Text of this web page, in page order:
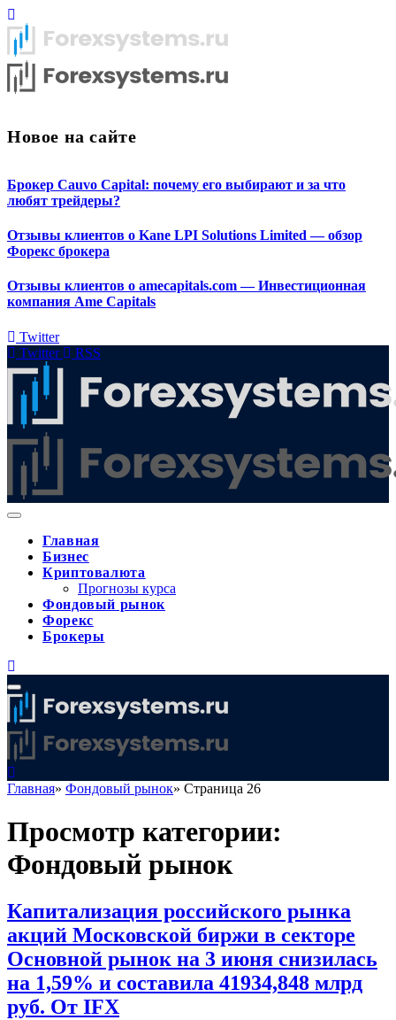
Новое на сайте
Брокер Cauvo Capital: почему его выбирают и за что
любят трейдеры?
Отзывы клиентов о Kane LPI Solutions Limited — обзор
Форекс брокера
Отзывы клиентов о amecapitals.com — Инвестиционная
компания Ame Capitals
Twitter
Twitter
RSS
Главная
Бизнес
Криптовалюта
Прогнозы курса
Фондовый рынок
Форекс
Брокеры
Главная» Фондовый рынок» Страница 26
Просмотр категории:
Фондовый рынок
Капитализация российского рынка
акций Московской биржи в секторе
Основной рынок на 3 июня снизилась
на 1,59% и составила 41934,848 млрд
руб. От IFX